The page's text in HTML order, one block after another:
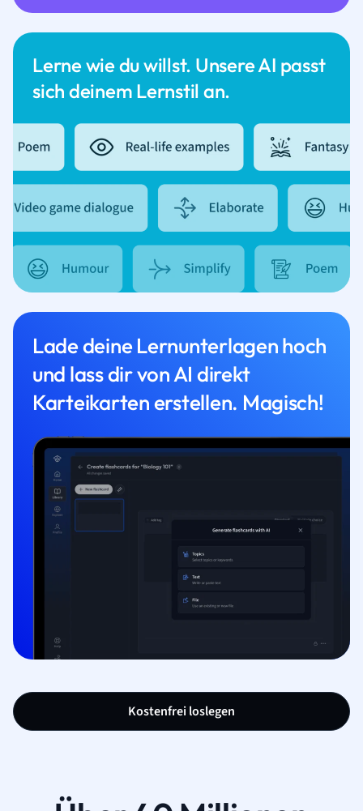
Lerne wie du willst. Unsere AI passt
sich deinem Lernstil an.
Lade deine Lernunterlagen hoch
und lass dir von AI direkt
Karteikarten erstellen. Magisch!
Kostenfrei loslegen